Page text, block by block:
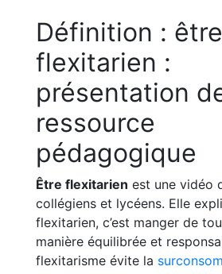
Définition : être
flexitarien :
présentation
ressource
pédagogique
Être flexitarien est une vidéo
collégiens et lycéens. Elle
flexitarien, c’est manger de
manière équilibrée et
flexitarisme évite la